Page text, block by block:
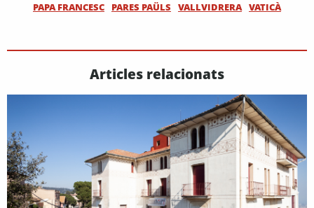
PAPA FRANCESC
PARES PAÜLS VALLVIDRERA VATICÀ
Articles relacionats